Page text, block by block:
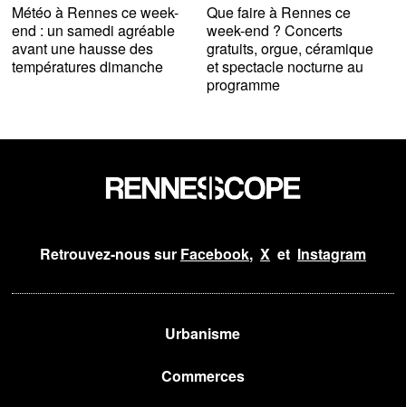
Météo à Rennes ce week-
end : un samedi agréable
avant une hausse des
températures dimanche
Que faire à Rennes ce
week-end ? Concerts
gratuits, orgue, céramique
et spectacle nocturne au
programme
Retrouvez-nous sur Facebook, Xet Instagram
Urbanisme
Commerces